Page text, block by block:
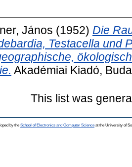
János (1952) Die
Testacella und
Akadémiai Kiadó,
This list was
by the School of Electronics and Computer Science at the University of